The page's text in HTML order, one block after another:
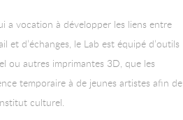
a vocation à développer les liens entre
d’échanges, le Lab est équipé d’outils
ou autres imprimantes 3D, que les
temporaire à de jeunes artistes afin de
culturel.